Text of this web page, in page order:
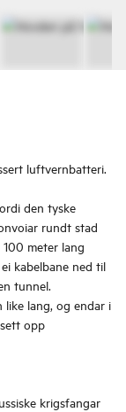
luftvernbatteri.
den tyske
rundt stad
meter lang
kabelbane ned til
tunnel.
like lang, og endar i
opp
krigsfangar